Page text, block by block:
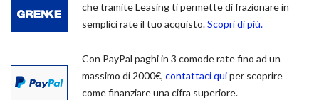
che tramite Leasing ti permette di frazionare in
semplici rate il tuo acquisto.Scopri di più.
Con PayPal paghi in 3 comode rate fino ad un
massimo di 2000€, contattaci quiper scoprire
come finanziare una cifra superiore.